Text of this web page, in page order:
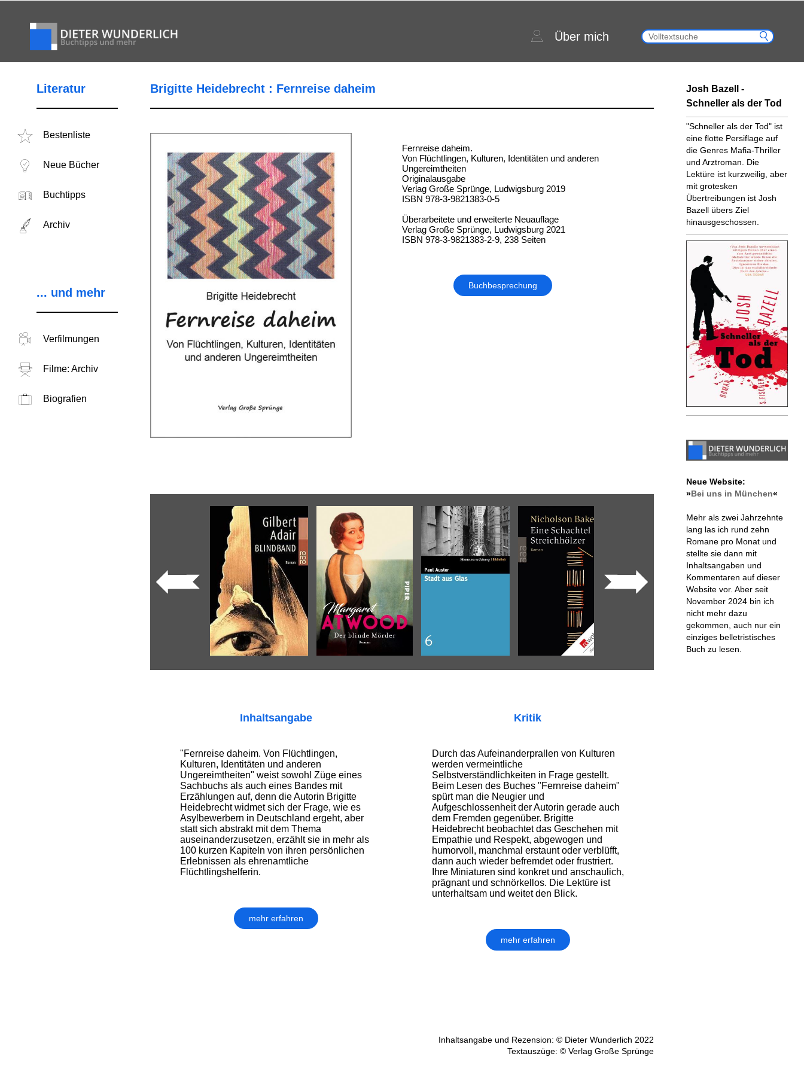
Über mich
Literatur
Bestenliste
Neue Bücher
Buchtipps
Archiv
... und mehr
Verfilmungen
Filme: Archiv
Biografien
Brigitte Heidebrecht : Fernreise daheim
Fernreise daheim.
Von Flüchtlingen, Kulturen, Identitäten und anderen
Ungereimtheiten
Originalausgabe
Verlag Große Sprünge, Ludwigsburg 2019
ISBN 978-3-9821383-0-5
Überarbeitete und erweiterte Neuauflage
Verlag Große Sprünge, Ludwigsburg 2021
ISBN 978-3-9821383-2-9, 238 Seiten
Buchbesprechung
Inhaltsangabe
"Fernreise daheim. Von Flüchtlingen,
Kulturen, Identitäten und anderen
Ungereimtheiten" weist sowohl Züge eines
Sachbuchs als auch eines Bandes mit
Erzählungen auf, denn die Autorin Brigitte
Heidebrecht widmet sich der Frage, wie es
Asylbewerbern in Deutschland ergeht, aber
statt sich abstrakt mit dem Thema
auseinanderzusetzen, erzählt sie in mehr als
100 kurzen Kapiteln von ihren persönlichen
Erlebnissen als ehrenamtliche
Flüchtlingshelferin.
mehr erfahren
Kritik
Durch das Aufeinanderprallen von Kulturen
werden vermeintliche
Selbstverständlichkeiten in Frage gestellt.
Beim Lesen des Buches "Fernreise daheim"
spürt man die Neugier und
Aufgeschlossenheit der Autorin gerade auch
dem Fremden gegenüber. Brigitte
Heidebrecht beobachtet das Geschehen mit
Empathie und Respekt, abgewogen und
humorvoll, manchmal erstaunt oder verblüfft,
dann auch wieder befremdet oder frustriert.
Ihre Miniaturen sind konkret und anschaulich,
prägnant und schnörkellos. Die Lektüre ist
unterhaltsam und weitet den Blick.
mehr erfahren
Inhaltsangabe und Rezension: © Dieter Wunderlich 2022
Textauszüge: © Verlag Große Sprünge
Josh Bazell -
Schneller als der Tod
"Schneller als der Tod" ist
eine flotte Persiflage auf
die Genres Mafia-Thriller
und Arztroman. Die
Lektüre ist kurzweilig, aber
mit grotesken
Übertreibungen ist Josh
Bazell übers Ziel
hinausgeschossen.
Neue Website:
»Bei uns in München«
Mehr als zwei Jahrzehnte
lang las ich rund zehn
Romane pro Monat und
stellte sie dann mit
Inhaltsangaben und
Kommentaren auf dieser
Website vor. Aber seit
November 2024 bin ich
nicht mehr dazu
gekommen, auch nur ein
einziges belletristisches
Buch zu lesen.